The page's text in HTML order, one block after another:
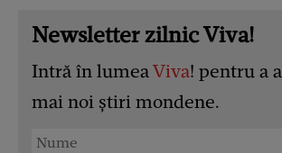
Newsletter zilnic Viva!
Intră în lumeaViva! pentru a
mai noi știri mondene.